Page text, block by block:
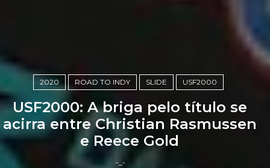
2020 ROAD TO INDY SLIDE USF2000
USF2000: A briga pelo título se
acirra entre Christian Rasmussen
e Reece Gold
-_-